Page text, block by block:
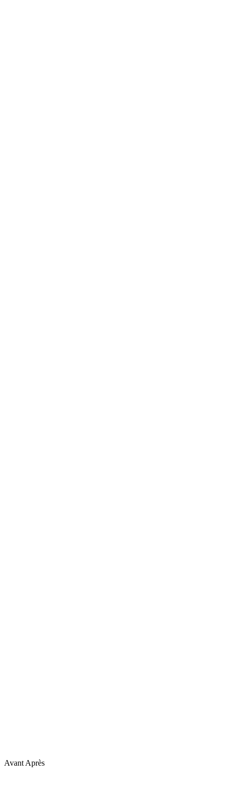
Avant Après